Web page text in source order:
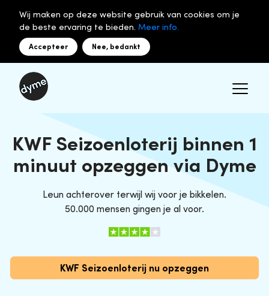
Wij maken op deze website gebruik van cookies om je
de beste ervaring te bieden. Meer info.
Accepteer Nee, bedankt
KWF Seizoenloterij binnen 1
minuut opzeggen via Dyme
Leun achterover terwijl wij voor je bikkelen.
50.000 mensen gingen je al voor.
KWF Seizoenloterij nu opzeggen